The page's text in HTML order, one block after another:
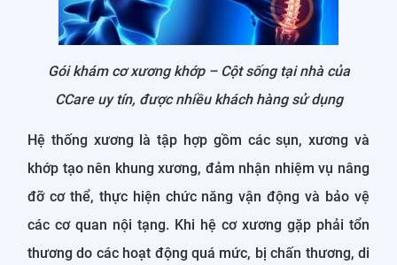
Gói khám cơ xương khớp – Cột sống tại nhà của
CCare uy tín, được nhiều khách hàng sử dụng
Hệ thống xương là tập hợp gồm các sụn, xương và
khớp tạo nên khung xương, đảm nhận nhiệm vụ nâng
đỡ cơ thể, thực hiện chức năng vận động và bảo vệ
các cơ quan nội tạng. Khi hệ cơ xương gặp phải tổn
thương do các hoạt động quá mức, bị chấn thương, di